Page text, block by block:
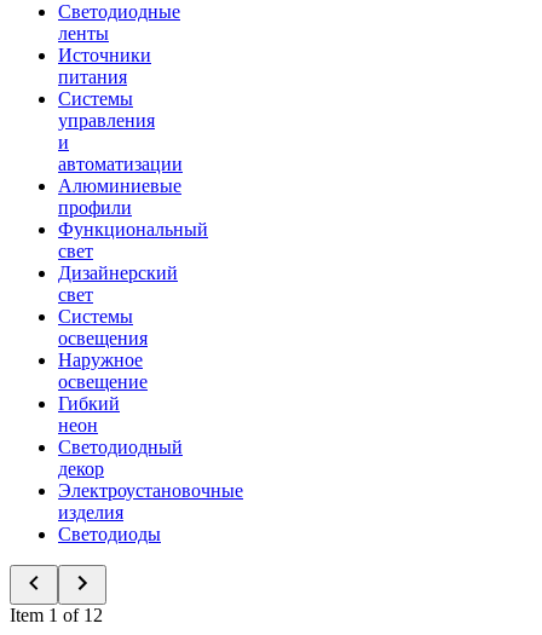
Светодиодные
ленты
Источники
питания
Системы
управления
и
автоматизации
Алюминиевые
профили
Функциональный
свет
Дизайнерский
свет
Системы
освещения
Наружное
освещение
Гибкий
неон
Светодиодный
декор
Электроустановочные
изделия
Светодиоды
Item 1 of 12